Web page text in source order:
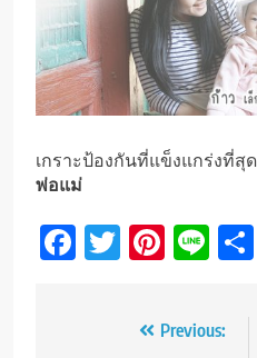
เกราะป้องกันที่แข็งแกร่งที่สุ
พ่อแม่
Facebook
TwitterLine
Previous: